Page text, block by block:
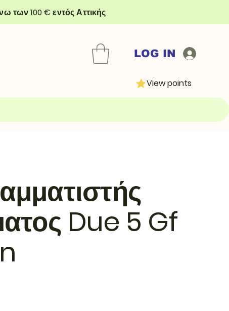
Due 5 Gf
των 100 € εντός Αττικής
LOG IN
View points